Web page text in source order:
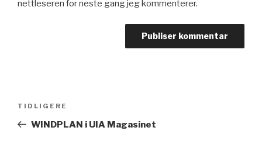
nettleseren for neste gang jeg kommenterer.
Forrige
innlegg
TIDLIGERE
WINDPLAN i UIA Magasinet